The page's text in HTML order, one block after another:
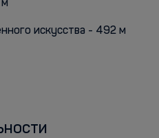
искусства - 492 м